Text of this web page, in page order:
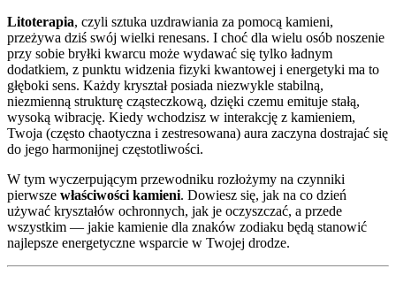
Litoterapia, czyli sztuka uzdrawiania za pomocą kamieni,
przeżywa dziś swój wielki renesans. I choć dla wielu osób noszenie
przy sobie bryłki kwarcu może wydawać się tylko ładnym
dodatkiem, z punktu widzenia fizyki kwantowej i energetyki ma to
głęboki sens. Każdy kryształ posiada niezwykle stabilną,
niezmienną strukturę cząsteczkową, dzięki czemu emituje stałą,
wysoką wibrację. Kiedy wchodzisz w interakcję z kamieniem,
Twoja (często chaotyczna i zestresowana) aura zaczyna dostrajać się
do jego harmonijnej częstotliwości.
W tym wyczerpującym przewodniku rozłożymy na czynniki
pierwsze właściwości kamieni. Dowiesz się, jak na co dzień
używać kryształów ochronnych, jak je oczyszczać, a przede
wszystkim — jakie kamienie dla znaków zodiaku będą stanowić
najlepsze energetyczne wsparcie w Twojej drodze.